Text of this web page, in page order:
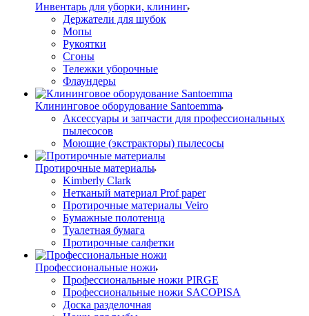
Инвентарь для уборки, клининг
Держатели для шубок
Мопы
Рукоятки
Сгоны
Тележки уборочные
Флаундеры
Клининговое оборудование Santoemma
Аксессуары и запчасти для профессиональных
пылесосов
Моющие (экстракторы) пылесосы
Протирочные материалы
Kimberly Clark
Нетканый материал Prof paper
Протирочные материалы Veiro
Бумажные полотенца
Туалетная бумага
Протирочные салфетки
Профессиональные ножи
Профессиональные ножи PIRGE
Профессиональные ножи SACOPISA
Доска разделочная